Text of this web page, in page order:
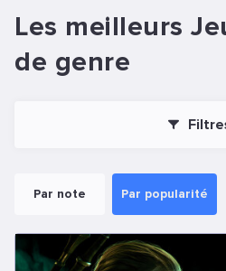
Les meilleurs
de genre
Par note Par popularité